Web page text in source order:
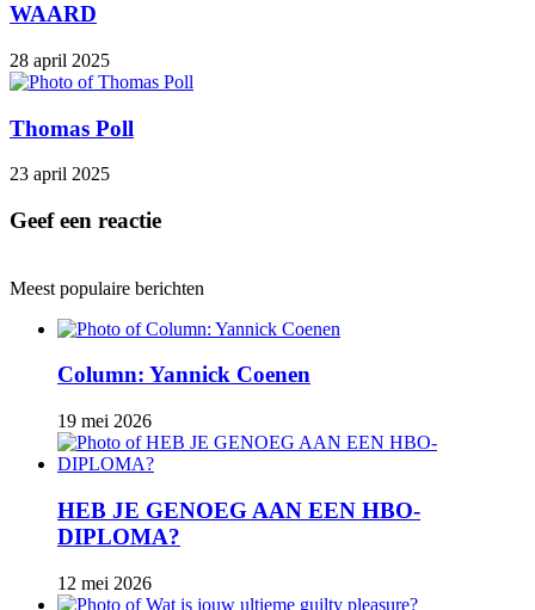
WAARD
28 april 2025
Thomas Poll
23 april 2025
Geef een reactie
Meest populaire berichten
Column: Yannick Coenen
19 mei 2026
HEB JE GENOEG AAN EEN HBO-
DIPLOMA?
12 mei 2026